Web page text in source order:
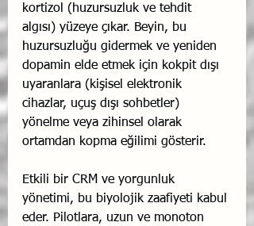
kortizol (huzursuzluk ve tehdit
algısı) yüzeye çıkar. Beyin, bu
huzursuzluğu gidermek ve yeniden
dopamin elde etmek için kokpit dışı
uyaranlara (kişisel elektronik
cihazlar, uçuş dışı sohbetler)
yönelme veya zihinsel olarak
ortamdan kopma eğilimi gösterir.
Etkili bir CRM ve yorgunluk
yönetimi, bu biyolojik zaafiyeti kabul
eder. Pilotlara, uzun ve monoton